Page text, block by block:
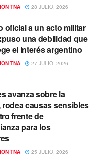
TNA 28 JULIO, 2026
oficial a un acto militar
una debilidad que
el interés argentino
TNA 27 JULIO, 2026
avanza sobre la
rodea causas sensibles
frente de
para los
TNA 25 JULIO, 2026